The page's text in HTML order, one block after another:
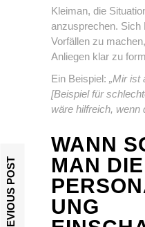
Kleiman, die
anzusprechen. Sich
Vorfällen zu
Anliegen klar zu
Ein Beispiel: „Mir ist
[Beispiel für
wäre hilfreich, wenn
WANN
MAN DIE
UNG
PREVIOUS POST